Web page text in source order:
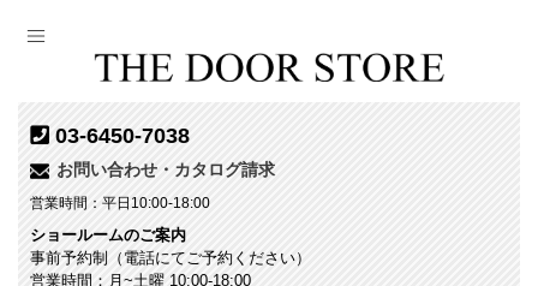
03-6450-7038
お問い合わせ・カタログ請求
営業時間：平日10:00-18:00
ショールームのご案内
事前予約制（電話にてご予約ください）
営業時間：月~土曜 10:00-18:00